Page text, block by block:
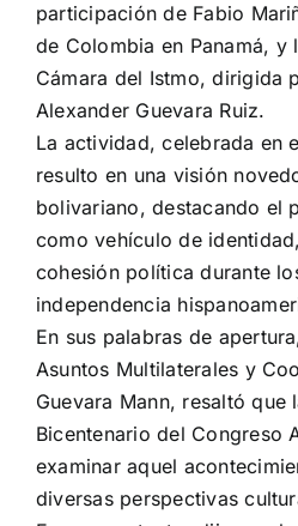
participación de Fabio
de Colombia en Panamá, y
Cámara del Istmo, dirigida
Alexander Guevara Ruiz.
La actividad, celebrada en
resulto en una visión
bolivariano, destacando el
como vehículo de
cohesión política durante
independencia
En sus palabras de
Asuntos Multilaterales y
Guevara Mann, resaltó que
Bicentenario del Congreso
examinar aquel
diversas perspectivas